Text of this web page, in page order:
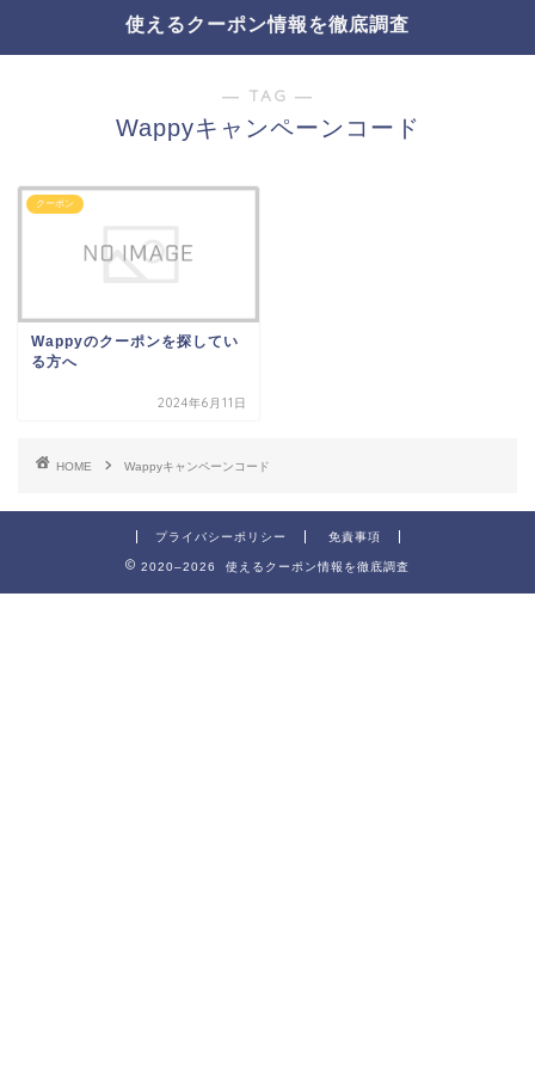
使えるクーポン情報を徹底調査
― TAG ―
Wappyキャンペーンコード
クーポン
Wappyのクーポンを探してい
る方へ
2024年6月11日
HOME Wappyキャンペーンコード
プライバシーポリシー 免責事項
2020–2026 使えるクーポン情報を徹底調査